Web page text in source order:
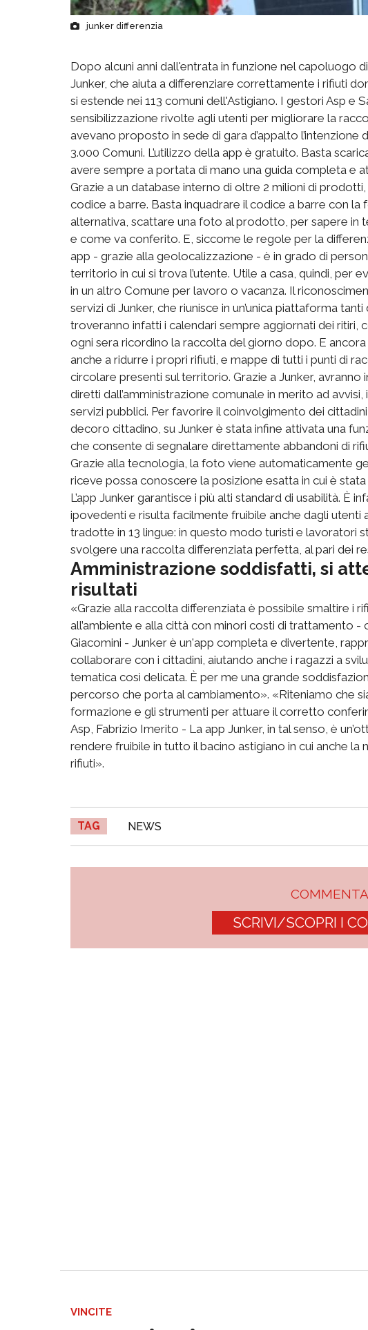
junker differenzia
Dopo alcuni anni dall'entrata in funzione nel capoluogo
Junker, che aiuta a differenziare correttamente i rifiuti
si estende nei 113 comuni dell'Astigiano. I gestori Asp e
sensibilizzazione rivolte agli utenti per migliorare la
avevano proposto in sede di gara d’appalto l’intenzione
3.000 Comuni. L’utilizzo della app è gratuito. Basta
avere sempre a portata di mano una guida completa e
Grazie a un database interno di oltre 2 milioni di
codice a barre. Basta inquadrare il codice a barre con
alternativa, scattare una foto al prodotto, per sapere in
e come va conferito. E, siccome le regole per la
app - grazie alla geolocalizzazione - è in grado di
territorio in cui si trova l’utente. Utile a casa, quindi, per
in un altro Comune per lavoro o vacanza. Il
servizi di Junker, che riunisce in un’unica piattaforma
troveranno infatti i calendari sempre aggiornati dei ritiri,
ogni sera ricordino la raccolta del giorno dopo. E
anche a ridurre i propri rifiuti, e mappe di tutti i punti di
circolare presenti sul territorio. Grazie a Junker,
diretti dall’amministrazione comunale in merito ad
servizi pubblici. Per favorire il coinvolgimento dei
decoro cittadino, su Junker è stata infine attivata una
che consente di segnalare direttamente abbandoni di
Grazie alla tecnologia, la foto viene automaticamente
riceve possa conoscere la posizione esatta in cui è
L’app Junker garantisce i più alti standard di usabilità. È
ipovedenti e risulta facilmente fruibile anche dagli utenti
tradotte in 13 lingue: in questo modo turisti e lavoratori
svolgere una raccolta differenziata perfetta, al pari dei
Amministrazione soddisfatti, si
risultati
«Grazie alla raccolta differenziata è possibile smaltire i
all’ambiente e alla città con minori costi di trattamento -
Giacomini - Junker è un'app completa e divertente,
collaborare con i cittadini, aiutando anche i ragazzi a
tematica così delicata. È per me una grande
percorso che porta al cambiamento». «Riteniamo che
formazione e gli strumenti per attuare il corretto
Asp, Fabrizio Imerito - La app Junker, in tal senso, è
rendere fruibile in tutto il bacino astigiano in cui anche
rifiuti».
TAG NEWS
COMMENTA
SCRIVI/SCOPRI I
VINCITE